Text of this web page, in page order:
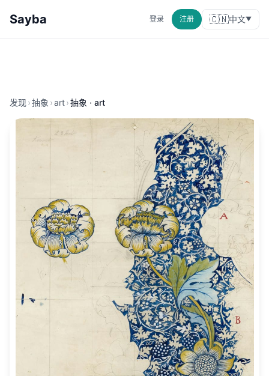
Sayba 登录 注册 🇨🇳中文▼
发现›抽象 ›art›抽象 · art